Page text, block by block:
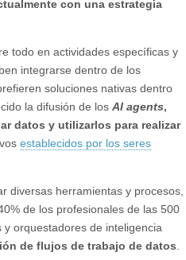
con una estrategia
todo en actividades específicas y
integrarse dentro de los
soluciones nativas dentro
la difusión de los AI agents,
datos y utilizarlos para realizar
establecidos por los seres
diversas herramientas y procesos,
de los profesionales de las 500
orquestadores de inteligencia
de flujos de trabajo de datos